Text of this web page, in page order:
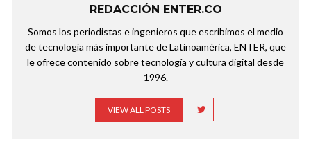
REDACCIÓN ENTER.CO
Somos los periodistas e ingenieros que escribimos el medio
de tecnología más importante de Latinoamérica, ENTER, que
le ofrece contenido sobre tecnología y cultura digital desde
1996.
VIEW ALL POSTS